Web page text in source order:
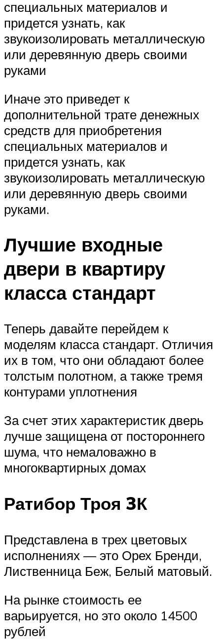
специальных материалов и
придется узнать, как
звукоизолировать металлическую
или деревянную дверь своими
руками
Иначе это приведет к
дополнительной трате денежных
средств для приобретения
специальных материалов и
придется узнать, как
звукоизолировать металлическую
или деревянную дверь своими
руками.
Лучшие входные
двери в квартиру
класса стандарт
Теперь давайте перейдем к
моделям класса стандарт. Отличия
их в том, что они обладают более
толстым полотном, а также тремя
контурами уплотнения
За счет этих характеристик дверь
лучше защищена от постороннего
шума, что немаловажно в
многоквартирных домах
Ратибор Троя 3К
Представлена в трех цветовых
исполнениях — это Орех Бренди,
Лиственница Беж, Белый матовый.
На рынке стоимость ее
варьируется, но это около 14500
рублей